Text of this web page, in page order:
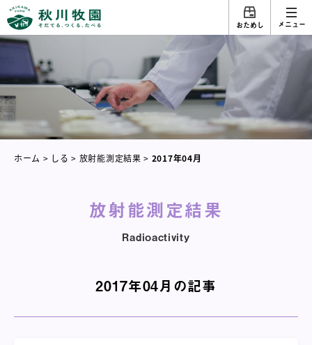
おためし メニュー
ホーム > しる > 放射能測定結果 > 2017年04月
放射能測定結果
Radioactivity
2017年04月の記事